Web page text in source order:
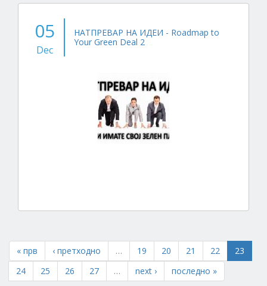
05
Dec
НАТПРЕВАР НА ИДЕИ - Roadmap to
Your Green Deal 2
« прв ‹ претходно … 19 20 21 22
23
24
25 26 27 … next › последно »